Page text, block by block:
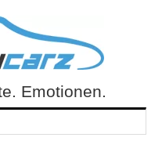
Emotionen.